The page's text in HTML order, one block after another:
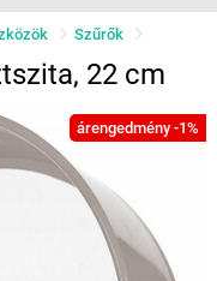
Szűrők
22 cm
árengedmény -1%